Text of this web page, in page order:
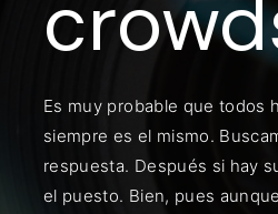
Es muy probable que todos
siempre es el mismo.
respuesta. Después si hay
el puesto. Bien, pues